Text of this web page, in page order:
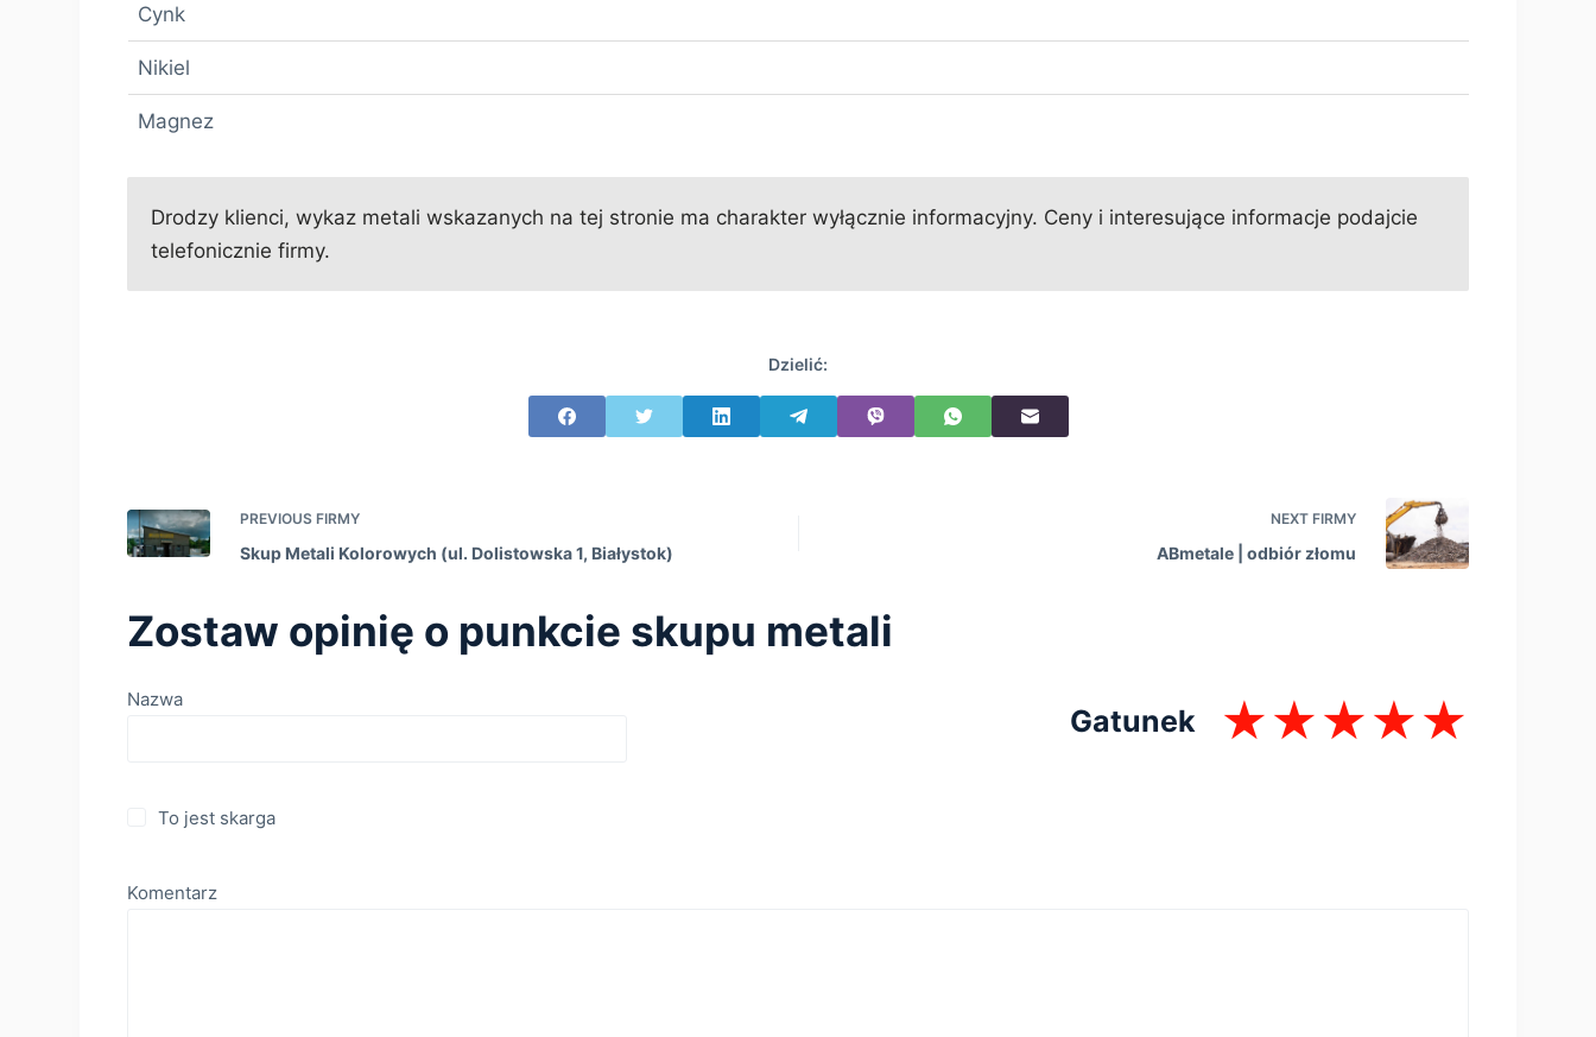
Cynk
Nikiel
Magnez
Drodzy klienci, wykaz metali wskazanych na tej stronie ma charakter wyłącznie informacyjny. Ceny i interesujące informacje podajcie
telefonicznie firmy.
Dzielić:
PREVIOUS FIRMY
Skup Metali Kolorowych (ul. Dolistowska 1, Białystok)
NEXT FIRMY
ABmetale | оdbiór złomu
Zostaw opinię o punkcie skupu metali
Nazwa
Gatunek
To jest skarga
Komentarz